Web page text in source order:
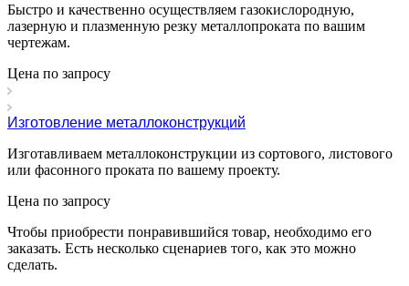
Быстро и качественно осуществляем газокислородную,
лазерную и плазменную резку металлопроката по вашим
чертежам.
Цена по запросу
Изготовление металлоконструкций
Изготавливаем металлоконструкции из сортового, листового
или фасонного проката по вашему проекту.
Цена по запросу
Чтобы приобрести понравившийся товар, необходимо его
заказать. Есть несколько сценариев того, как это можно
сделать.